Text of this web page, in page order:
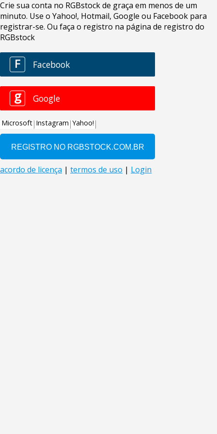
Crie sua conta no RGBstock de graça em menos de um
minuto. Use o Yahoo!, Hotmail, Google ou Facebook para
registrar-se. Ou faça o registro na página de registro do
RGBstock
F Facebook
g Google
Microsoft Instagram Yahoo!
acordo de licença | termos de uso | Login